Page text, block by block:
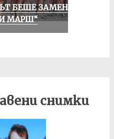
БЕШЕ ЗАМЕНЕН
МАРШ“
снимки